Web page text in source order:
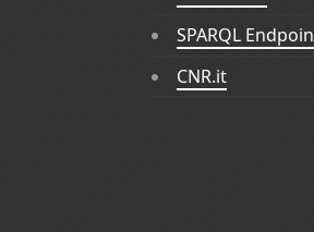
SPARQL
CNR.it